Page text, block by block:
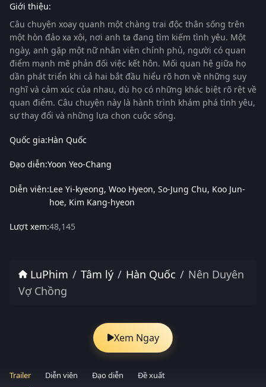
Giới thiệu:
Câu chuyện xoay quanh một chàng trai độc thân sống trên
một hòn đảo xa xôi, nơi anh ta đang tìm kiếm tình yêu. Một
ngày, anh gặp một nữ nhân viên chính phủ, người có quan
điểm mạnh mẽ phản đối việc kết hôn. Mối quan hệ giữa họ
dần phát triển khi cả hai bắt đầu hiểu rõ hơn về những suy
nghĩ và cảm xúc của nhau, dù họ có những khác biệt rõ rệt về
quan điểm. Câu chuyện này là hành trình khám phá tình yêu,
sự thay đổi và những lựa chọn cuộc sống.
Quốc gia:Hàn Quốc
Đạo diễn:Yoon Yeo-Chang
Diễn viên:Lee Yi-kyeong Woo Hyeon So-Jung Chu Koo Jun-
hoe Kim Kang-hyeon
Lượt xem:48,145
LuPhim Tâm lý Hàn Quốc
Nên Duyên
Vợ Chồng
Xem Ngay
Trailer Diễn viên Đạo diễn Đề xuất